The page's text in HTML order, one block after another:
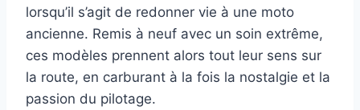
lorsqu’il s’agit de redonner vie à une moto
ancienne. Remis à neuf avec un soin extrême,
ces modèles prennent alors tout leur sens sur
la route, en carburant à la fois la nostalgie et la
passion du pilotage.